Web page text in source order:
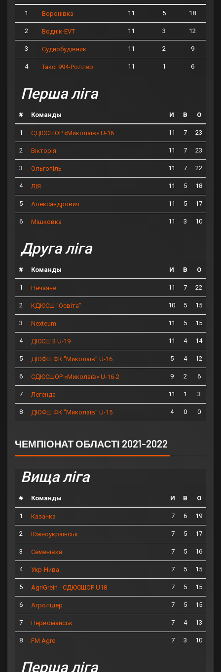
1 Воронівка 11 5 18
2 Воднік-EVT 11 3 12
3 Суднобудівник 11 2 9
4 Таксі 994-Роллер 11 1 6
Перша ліга
# Команды И В О
1 СДЮСШОР «Миколаїв» U-16 11 7 23
2 Вікторія 11 7 23
3 Ольгопіль 11 7 22
4 ЛІЯ 11 5 18
5 Александрович 11 5 17
6 Мішковка 11 3 10
Друга ліга
# Команды И В О
1 Нечаяне 11 7 22
2 КДЮСШ "Освіта" 10 5 15
3 Nexteum 11 5 15
4 ДЮСШ 3 U-19 11 4 14
5 ДЮФШ ФК "Миколаїв" U-16 5 4 12
6 СДЮСШОР «Миколаїв» U-16-2 9 2 6
7 Легенда 11 1 3
8 ДЮФШ ФК "Миколаїв" U-15 4 0 0
ЧЕМПІОНАТ ОБЛАСТІ 2021-2022
Вища ліга
# Команды И В О
1 Казанка 7 6 19
2 Южноукраїнськ 7 5 17
3 Семенівка 7 5 16
4 Укр-Нива 7 5 15
5 AgriGrein - СДЮСШОР U18 7 5 15
6 Агролідер 7 5 15
7 Первомайськ 7 4 13
8 FM Agro 7 3 10
Перша ліга